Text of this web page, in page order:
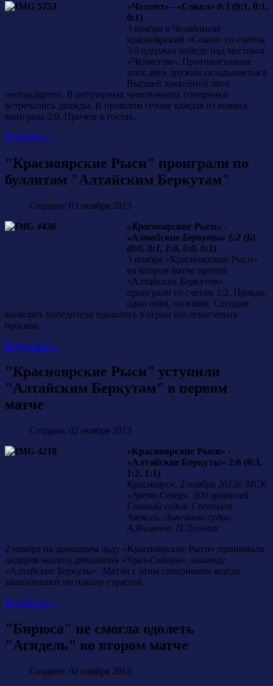
«Челмет» –«Сокол» 0:3 (0:1, 0:1,
0:1)
3 ноября в Челябинске
красноярский «Сокол» со счетом
3:0 одержал победу над местным
«Челметом». Противостояние
этих двух дружин складывается в
Высшей хоккейной лиге
нестандартно. В регулярных чемпионатах соперники
встречались дважды. В прошлом сезоне каждая из команд
выиграла 2:0. Причем в гостях.
Подробнее...
"Красноярские Рыси" проиграли по
буллитам "Алтайским Беркутам"
Создано: 03 ноября 2013
«Красноярские Рыси» -
«Алтайские Беркуты» 1:2 (Б)
(0:0, 0:1, 1:0, 0:0, 0:1)
3 ноября «Красноярские Рыси»
во втором матче против
«Алтайских Беркутов»
проиграли со счетом 1:2. Правда,
одно очко, но взяли. Сегодня
выявлять победителя пришлось в серии послематчевых
бросков.
Подробнее...
"Красноярские Рыси" уступили
"Алтайским Беркутам" в первом
матче
Создано: 02 ноября 2013
«Красноярские Рыси» -
«Алтайские Беркуты» 2:6 (0:3,
1:2, 1:1)
Красноярск. 2 ноября 2013г. МСК
«Арена.Север». 300 зрителей
Главный судья: Светилов
Алексей. Линейные судьи:
А.Ячменев, П.Луговик
2 ноября на домашнем льду «Красноярские Рыси» принимали
лидеров нашего дивизиона «Урал-Сибирь», команду
«Алтайские Беркуты». Матчи с этим соперником всегда
зашкаливают по накалу страстей.
Подробнее...
"Бирюса" не смогла одолеть
"Агидель" во втором матче
Создано: 02 ноября 2013